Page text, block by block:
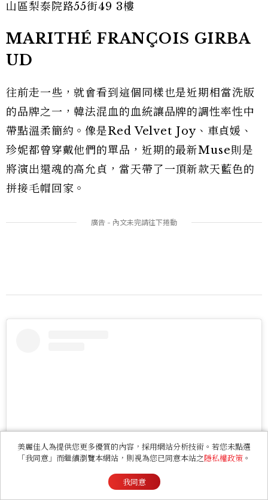
山區梨泰院路55街49 3樓
MARITHÉ FRANÇOIS GIRBA
UD
往前走一些，就會看到這個同樣也是近期相當洗版
的品牌之一，韓法混血的血統讓品牌的調性率性中
帶點溫柔簡約。像是Red Velvet Joy、車貞媛、
珍妮都曾穿戴他們的單品，近期的最新Muse則是
將演出還魂的高允貞，當天帶了一頂新款天藍色的
拼接毛帽回家。
View this post on Instagram
美麗佳人為提供您更多優質的內容，採用網站分析技術。若您未點選
「我同意」而繼續瀏覽本網站，則視為您已同意本站之隱私權政策 。
我同意